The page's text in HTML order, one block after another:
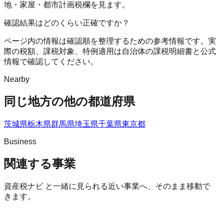
地・家屋・都市計画税欄を見ます。
確認結果はどのくらい正確ですか？
ページ内の情報は確認順を整理するための参考情報です。実
際の税額、課税対象、特例適用は自治体の課税明細書と公式
情報で確認してください。
Nearby
同じ地方の他の都道府県
茨城県栃木県群馬県埼玉県千葉県東京都
Business
関連する事業
資産税ナビ と一緒に見られる近い事業へ、そのまま移動で
きます。